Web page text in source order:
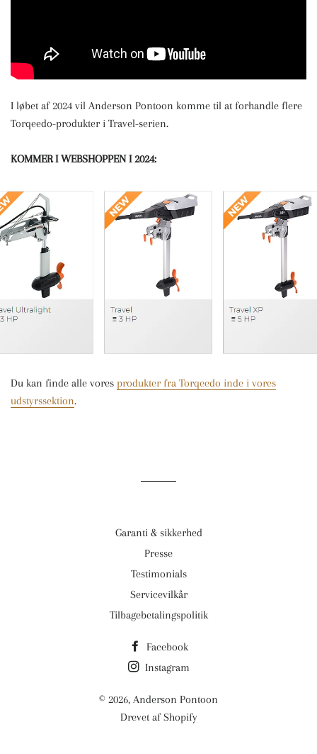
I løbet af 2024 vil Anderson Pontoon komme til at forhandle flere
Torqeedo-produkter i Travel-serien.
KOMMER I WEBSHOPPEN I 2024:
Du kan finde alle vores produkter fra Torqeedo inde i vores
udstyrssektion.
Garanti & sikkerhed
Presse
Testimonials
Servicevilkår
Tilbagebetalingspolitik
Facebook
Instagram
© 2026, Anderson Pontoon
Drevet af Shopify